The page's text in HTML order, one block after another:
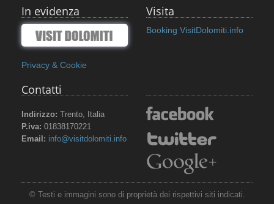
In evidenza
Privacy & Cookie
Visita
Booking VisitDolomiti.info
Contatti
Indirizzo: Trento, Italia
P.iva: 01838170221
Email: info@visitdolomiti.info
© Testi e immagini sono di proprietà dei rispettivi siti indicati.